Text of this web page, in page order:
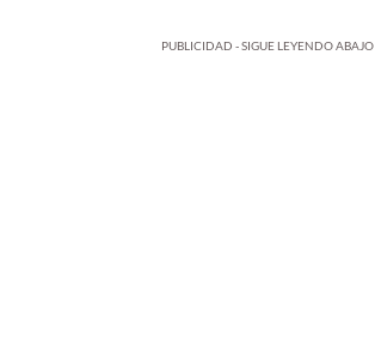
PUBLICIDAD - SIGUE LEYENDO ABAJO